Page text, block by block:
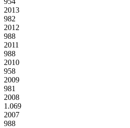
2013
982
2012
988
2011
988
2010
958
2009
981
2008
1.069
2007
988